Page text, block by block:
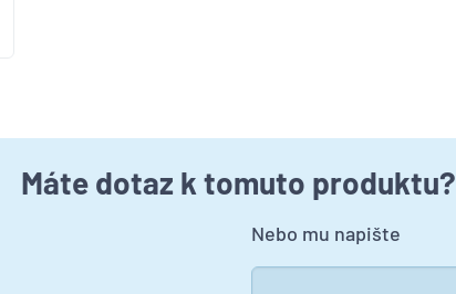
Máte dotaz k tomuto produktu?
Nebo mu napište